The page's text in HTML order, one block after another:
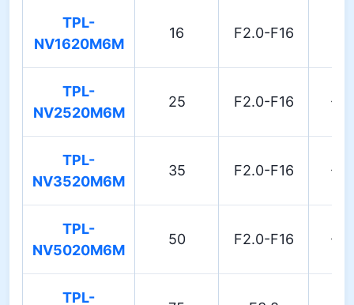
TPL-
NV1620M6M
16 F2.0-F16
TPL-
NV2520M6M
25 F2.0-F16 -
TPL-
NV3520M6M
35 F2.0-F16 -
TPL-
NV5020M6M
50 F2.0-F16 -
TPL-